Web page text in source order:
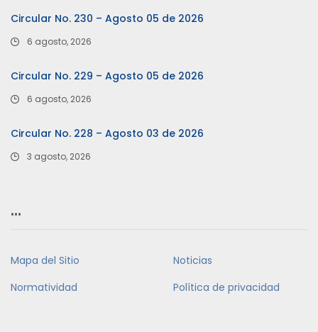
Circular No. 230 – Agosto 05 de 2026
6 agosto, 2026
Circular No. 229 – Agosto 05 de 2026
6 agosto, 2026
Circular No. 228 – Agosto 03 de 2026
3 agosto, 2026
…
Mapa del Sitio
Noticias
Normatividad
Política de privacidad